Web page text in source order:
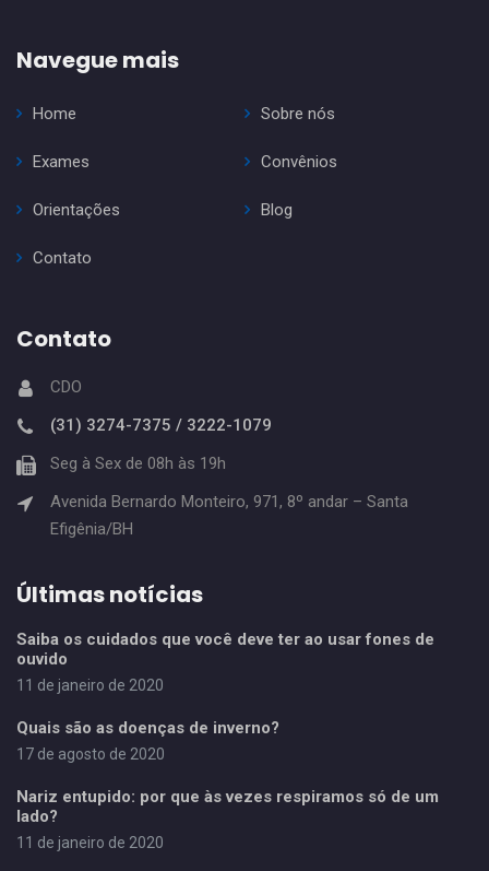
Navegue mais
Home Sobre nós
Exames Convênios
Orientações Blog
Contato
Contato
CDO
(31) 3274-7375 / 3222-1079
Seg à Sex de 08h às 19h
Avenida Bernardo Monteiro, 971, 8º andar – Santa
Efigênia/BH
Últimas notícias
Saiba os cuidados que você deve ter ao usar fones de
ouvido
11 de janeiro de 2020
Quais são as doenças de inverno?
17 de agosto de 2020
Nariz entupido: por que às vezes respiramos só de um
lado?
11 de janeiro de 2020